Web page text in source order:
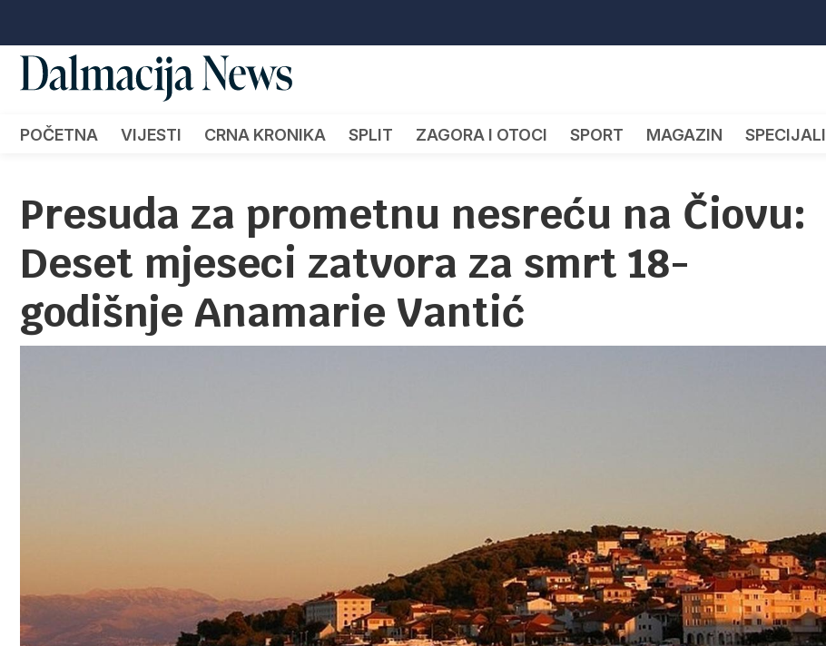
POČETNA VIJESTI CRNA KRONIKA SPLIT ZAGORA I OTOCI SPORT MAGAZIN SPECIJALI
Presuda za prometnu nesreću na Čiovu:
Deset mjeseci zatvora za smrt 18-
godišnje Anamarie Vantić